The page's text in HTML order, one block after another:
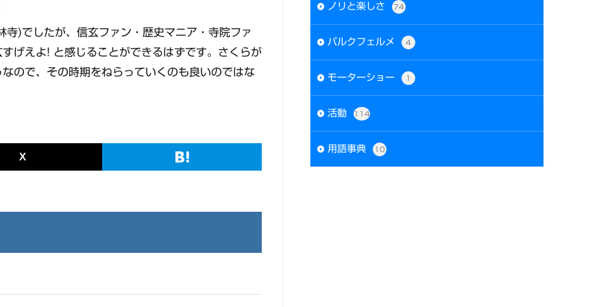
)でしたが、信玄ファン・歴史マニア・寺院ファ
げえよ! と感じることができるはずです。さくらが
ので、その時期をねらっていくのも良いのではな
ノリと楽しさ 74
パルクフェルメ 4
モーターショー 1
活動 114
用語事典 10